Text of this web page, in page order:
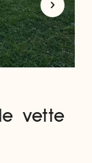
vette